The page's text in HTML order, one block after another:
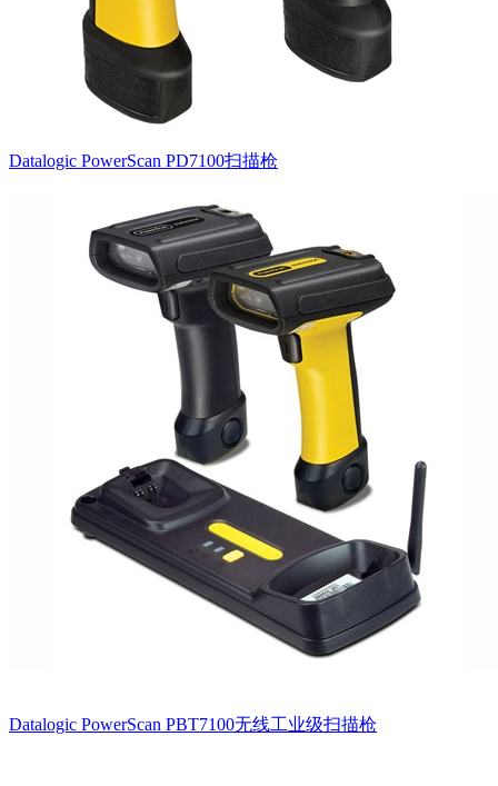
Datalogic PowerScan PD7100扫描枪
Datalogic PowerScan PBT7100无线工业级扫描枪